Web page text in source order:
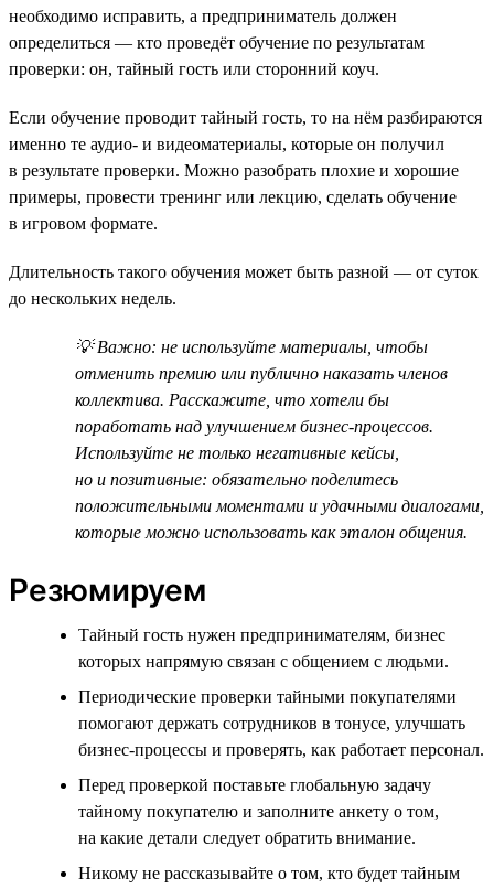
необходимо исправить, а предприниматель должен
определиться — кто проведёт обучение по результатам
проверки: он, тайный гость или сторонний коуч.
Если обучение проводит тайный гость, то на нём разбираются
именно те аудио- и видеоматериалы, которые он получил
в результате проверки. Можно разобрать плохие и хорошие
примеры, провести тренинг или лекцию, сделать обучение
в игровом формате.
Длительность такого обучения может быть разной — от суток
до нескольких недель.
💡 Важно: не используйте материалы, чтобы
отменить премию или публично наказать членов
коллектива. Расскажите, что хотели бы
поработать над улучшением бизнес-процессов.
Используйте не только негативные кейсы,
но и позитивные: обязательно поделитесь
положительными моментами и удачными диалогами,
которые можно использовать как эталон общения.
Резюмируем
Тайный гость нужен предпринимателям, бизнес
которых напрямую связан с общением с людьми.
Периодические проверки тайными покупателями
помогают держать сотрудников в тонусе, улучшать
бизнес-процессы и проверять, как работает персонал.
Перед проверкой поставьте глобальную задачу
тайному покупателю и заполните анкету о том,
на какие детали следует обратить внимание.
Никому не рассказывайте о том, кто будет тайным